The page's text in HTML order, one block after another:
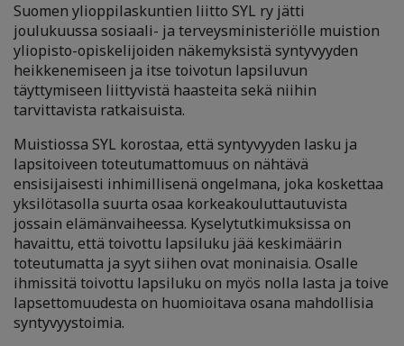
Suomen ylioppilaskuntien liitto SYL ry jätti
joulukuussa sosiaali- ja terveysministeriölle muistion
yliopisto-opiskelijoiden näkemyksistä syntyvyyden
heikkenemiseen ja itse toivotun lapsiluvun
täyttymiseen liittyvistä haasteita sekä niihin
tarvittavista ratkaisuista.
Muistiossa SYL korostaa, että syntyvyyden lasku ja
lapsitoiveen toteutumattomuus on nähtävä
ensisijaisesti inhimillisenä ongelmana, joka koskettaa
yksilötasolla suurta osaa korkeakouluttautuvista
jossain elämänvaiheessa. Kyselytutkimuksissa on
havaittu, että toivottu lapsiluku jää keskimäärin
toteutumatta ja syyt siihen ovat moninaisia. Osalle
ihmissitä toivottu lapsiluku on myös nolla lasta ja toive
lapsettomuudesta on huomioitava osana mahdollisia
syntyvyystoimia.